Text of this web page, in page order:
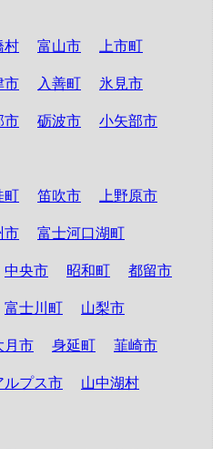
村 富山市 上市町
市 入善町 氷見市
市 砺波市 小矢部市
町 笛吹市 上野原市
市 富士河口湖町
中央市 昭和町 都留市
富士川町 山梨市
月市 身延町 韮崎市
ルプス市 山中湖村